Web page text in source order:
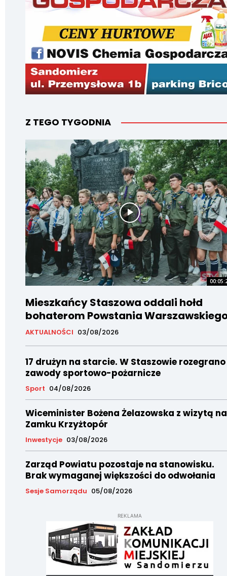
Z TEGO TYGODNIA
Mieszkańcy Staszowa oddali hołd
bohaterom Powstania
AKTUALNOŚCI 03/08/2026
17 drużyn na starcie. W Staszowie rozegrano
zawody sportowo-pożarnicze
Sport 04/08/2026
Wiceminister Bożena Żelazowska z wizytą na
Zamku Krzyżtopór
Inwestycje 03/08/2026
Zarząd Powiatu pozostaje na stanowisku.
Brak wymaganej większości do odwołania
Sesje Samorządu 05/08/2026
REKLAMA